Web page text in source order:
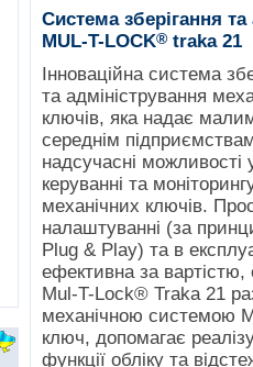
Cистема зберігання
MUL-T-LOCK® traka 21
Інноваційна система
та адміністрування
ключів, яка надає
середнім
надсучасні можливості
керуванні та
механічних ключів.
налаштуванні (за
Plug & Play) та в
ефективна за вартістю,
Mul-T-Lock® Traka 21
механічною системою
ключ, допомагає
функції обліку та